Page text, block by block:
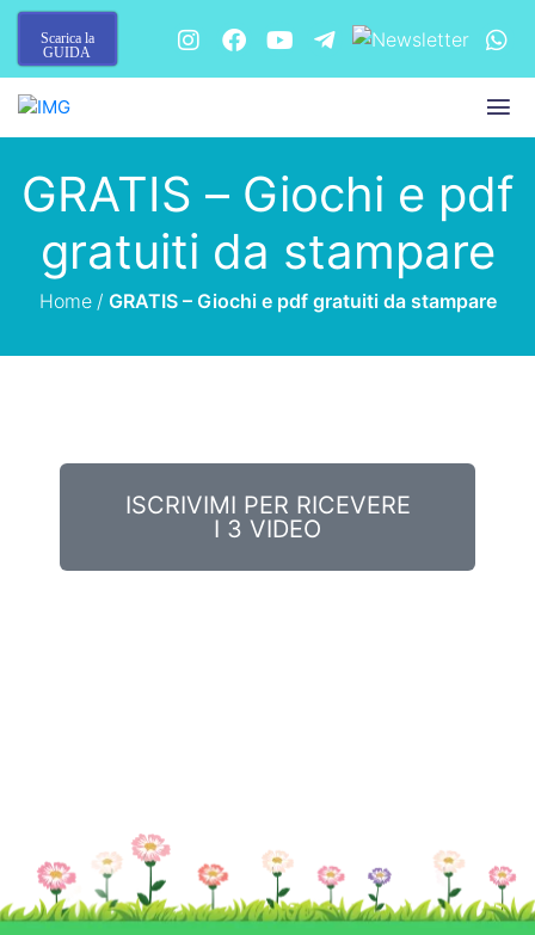
Scarica la
GUIDA
GRATIS – Giochi e pdf
gratuiti da stampare
Home / GRATIS – Giochi e pdf gratuiti da stampare
ISCRIVIMI PER RICEVERE
I 3 VIDEO